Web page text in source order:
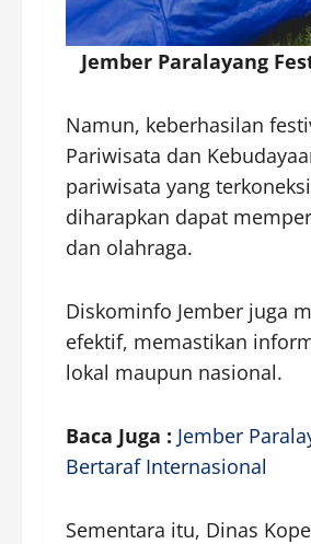
Jember Paralayang
Namun, keberhasilan
Pariwisata dan
pariwisata yang
diharapkan dapat
dan olahraga.
Diskominfo Jember juga
efektif, memastikan
lokal maupun nasional.
Baca Juga : Jember
Bertaraf Internasional
Sementara itu, Dinas